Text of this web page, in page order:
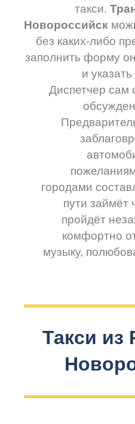
такси.
Новороссийск
без каких-либо
заполнить форму
и
Диспетчер сам
городами
пути займёт
пройдёт
комфортно
музыку,
Такси из